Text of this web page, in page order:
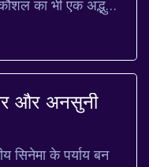
का भी एक अद्भुत
भारत...
और अनसुनी
सिनेमा के पर्याय बन